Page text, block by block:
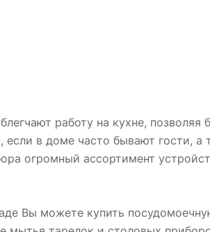
работу на кухне,
если в доме часто бывают гости,
огромный ассортимент
Вы можете купить